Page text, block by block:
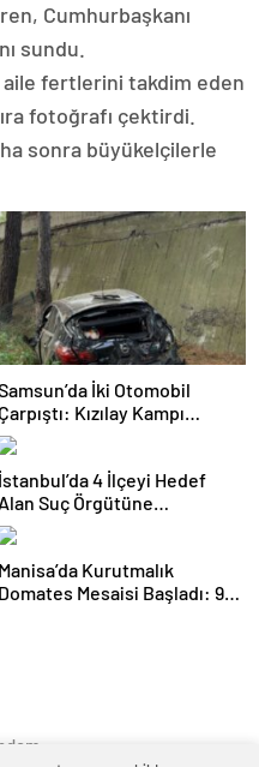
Cumhurbaşkanı
sundu.
aile fertlerini takdim eden
fotoğrafı çektirdi.
sonra büyükelçilerle
İki Otomobil
Çarpıştı: Kızılay Kampı
Savrulan Araçtaki 1
Yaralandı
İstanbul’da 4 İlçeyi Hedef
Alan Suç Örgütüne
7 Gözaltı
Manisa’da Kurutmalık
Domates Mesaisi Başladı: 91